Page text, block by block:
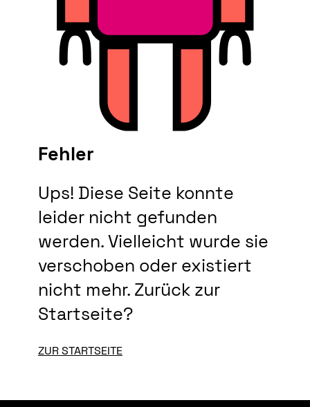
Fehler
Ups! Diese Seite konnte
leider nicht gefunden
werden. Vielleicht wurde sie
verschoben oder existiert
nicht mehr. Zurück zur
Startseite?
ZUR STARTSEITE